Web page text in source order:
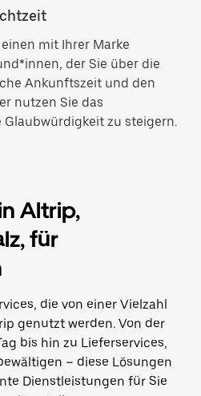
mit Ihrer Marke
der Sie über die
Ankunftszeit und den
nutzen Sie das
Glaubwürdigkeit zu steigern.
Altrip,
für
die von einer Vielzahl
genutzt werden. Von der
bis hin zu Lieferservices,
– diese Lösungen
Dienstleistungen für Sie